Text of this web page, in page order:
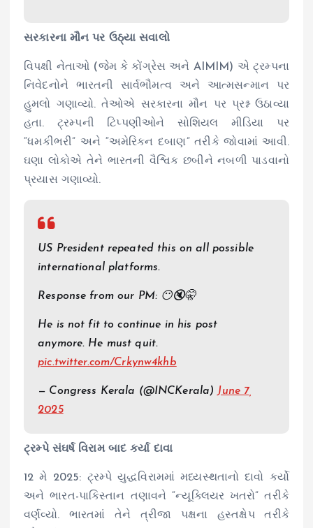
સરકારના મૌન પર ઉઠ્યા સવાલો
વિપક્ષી નેતાઓ (જેમ કે કોંગ્રેસ અને AIMIM) એ ટ્રમ્પના
નિવેદનોને ભારતની સાર્વભૌમત્વ અને આત્મસન્માન પર
હુમલો ગણાવ્યો. તેઓએ સરકારના મૌન પર પ્રશ્ન ઉઠાવ્યા
હતા. ટ્રમ્પની ટિપ્પણીઓને સોશિયલ મીડિયા પર
“ધમકીભરી” અને “અમેરિકન દબાણ” તરીકે જોવામાં આવી.
ઘણા લોકોએ તેને ભારતની વૈશ્વિક છબીને નબળી પાડવાનો
પ્રયાસ ગણાવ્યો.
US President repeated this on all possible
international platforms.
Response from our PM: 😶🔇🤫
He is not fit to continue in his post
anymore. He must quit.
pic.twitter.com/Crkynw4khb
— Congress Kerala (@INCKerala) June 7,
2025
ટ્રમ્પે સંઘર્ષ વિરામ બાદ કર્યા દાવા
12 મે 2025: ટ્રમ્પે યુદ્ધવિરામમાં મધ્યસ્થતાનો દાવો કર્યો
અને ભારત-પાકિસ્તાન તણાવને “ન્યૂક્લિયર ખતરો” તરીકે
વર્ણવ્યો. ભારતમાં તેને ત્રીજા પક્ષના હસ્તક્ષેપ તરીકે